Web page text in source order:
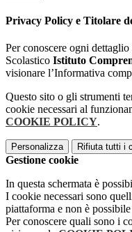
Privacy Policy e Titolare
Per conoscere ogni
Scolastico Istituto
visionare l’Informativa
Questo sito o gli strumenti
cookie necessari al
COOKIE POLICY.
Personalizza Rifiuta tutti i
Gestione cookie
In questa schermata è
I cookie necessari sono
piattaforma e non è
Per conoscere quali sono i